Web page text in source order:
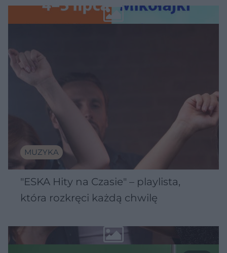
Wawelu
MUZYKA
"ESKA Hity na Czasie" – playlista,
która rozkręci każdą chwilę